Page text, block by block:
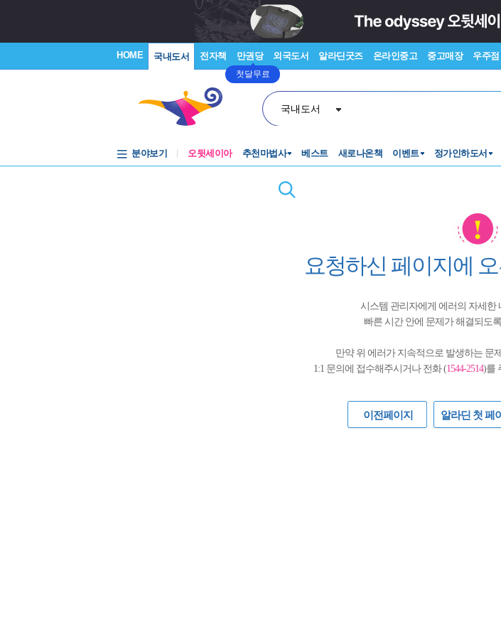
HOME 국내도서 전자책 만권당
첫달무료
외국도서 알라딘굿즈 온라인중고 중고매장 우주점
국내도서
분야보기 오뒷세이아 추천마법사 베스트 새로나온책 이벤트 정가인하도서
요청하신 페이지에
시스템 관리자에게 에러의 자세한
빠른 시간 안에 문제가 해결되도
만약 위 에러가 지속적으로 발생하는 문
1:1 문의에 접수해주시거나 전화 (1544-2514)를
이전페이지 알라딘 첫 페